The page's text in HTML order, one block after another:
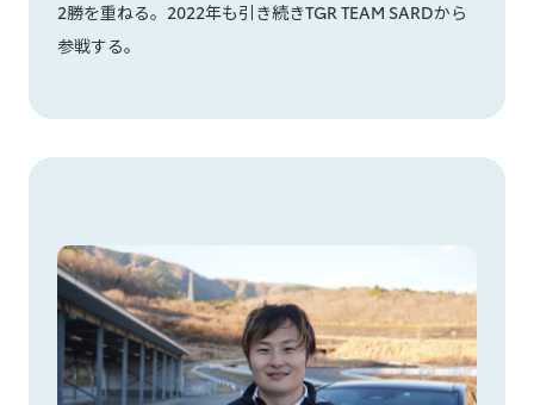
2勝を重ねる。2022年も引き続きTGR TEAM SARDから
参戦する。